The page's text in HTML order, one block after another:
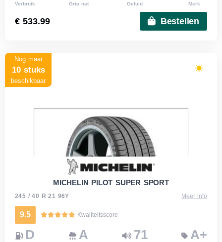
Verbruik Grip nat Geluid Merk
€ 533.99 Bestellen
Nog maar
10 stuks
beschikbaar
MICHELIN PILOT SUPER SPORT
245 / 40 R 21 96Y Meer info
9.5 Kwaliteitsscore
D A 71 A+